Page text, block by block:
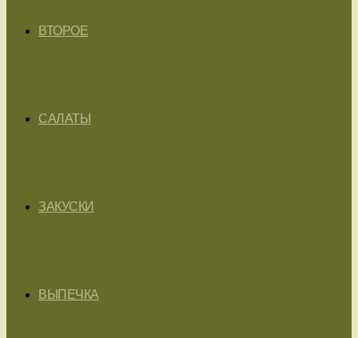
ВТОРОЕ
САЛАТЫ
ЗАКУСКИ
ВЫПЕЧКА